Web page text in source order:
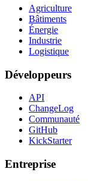
Agriculture
Bâtiments
Énergie
Industrie
Logistique
Développeurs
API
ChangeLog
Communauté
GitHub
KickStarter
Entreprise